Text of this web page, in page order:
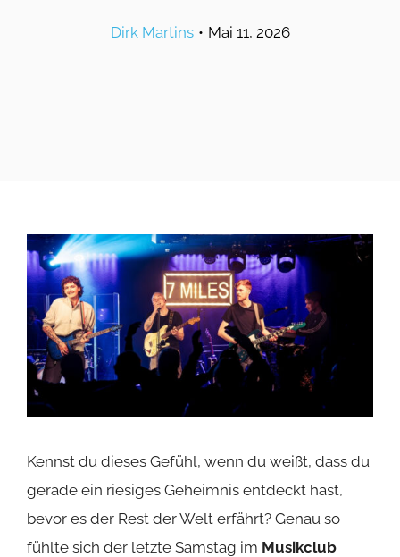
Dirk Martins • Mai 11, 2026
Kennst du dieses Gefühl, wenn du weißt, dass du
gerade ein riesiges Geheimnis entdeckt hast,
bevor es der Rest der Welt erfährt? Genau so
fühlte sich der letzte Samstag im Musikclub